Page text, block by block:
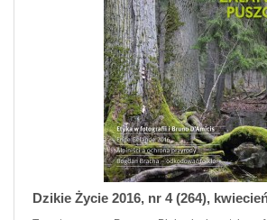
Dzikie Życie 2016, nr 4 (264),